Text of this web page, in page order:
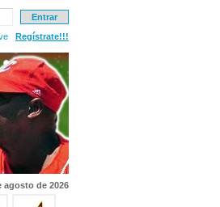
Regístrate!!!
agosto de 2026